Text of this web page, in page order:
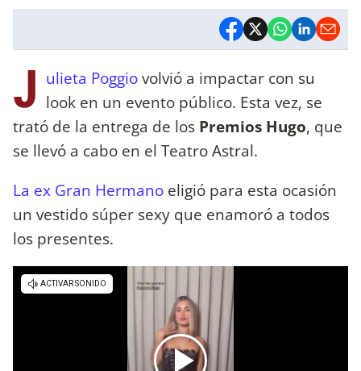
J ulieta Poggiovolvió a impactar con su
look en un evento público. Esta vez, se
trató de la entrega de los Premios Hugo, que
se llevó a cabo en el Teatro Astral.
La ex Gran Hermano eligió para esta ocasión
un vestido súper sexy que enamoró a todos
los presentes.